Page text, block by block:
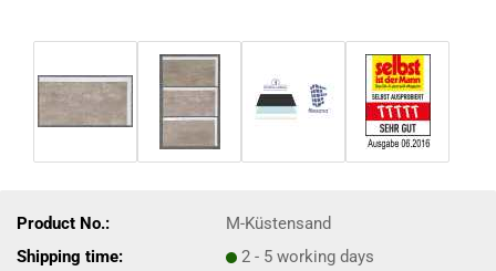
Product No.:
M-Küstensand
Shipping time:
2 - 5 working days